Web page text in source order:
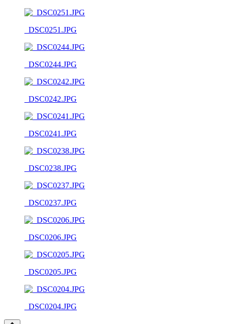
_DSC0251.JPG
_DSC0244.JPG
_DSC0242.JPG
_DSC0241.JPG
_DSC0238.JPG
_DSC0237.JPG
_DSC0206.JPG
_DSC0205.JPG
_DSC0204.JPG